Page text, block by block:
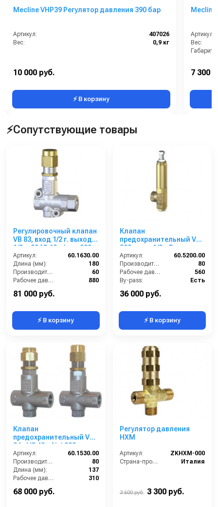
Mecline VHP39 Регулятор давления 390 бар
Артикул:
407026
Вес:
0,9 кг
10 000 руб.
⚡ В корзину
Mecline
Артикул:
Вес:
7 300
⚡Сопутствующие товары
Регулировочный клапан
VB 83, вход 1/2 г. выход
1/2 г. 90 °C 60 л/мин 880
бар нерж.
Артикул:
60.1630.00
Длина (мм):
180
Производительность (л/мин):
60
Рабочее давление (бар):
880
81 000 руб.
⚡ В корзину
Клапан
предохранительный VS
500; вход 1/2г; By-pass
3/8г 80 л/мин 560 бар
Артикул:
60.5200.00
Производительность (л/мин):
80
Рабочее давление (бар):
560
By-pass:
Есть
36 000 руб.
⚡ В корзину
Клапан
предохранительный VS
24 - VS 43 - Aisi 303
(нерж.); вход 1/2г, 80 л/
мин 310 бар
Артикул:
60.1530.00
Производительность (л/мин):
80
Длина (мм):
137
Рабочее давление (бар):
310
68 000 руб.
Регулятор давления
HXM
Артикул:
ZKHXM-000
Страна-производитель:
Италия
3 600 руб. 3 300 руб.